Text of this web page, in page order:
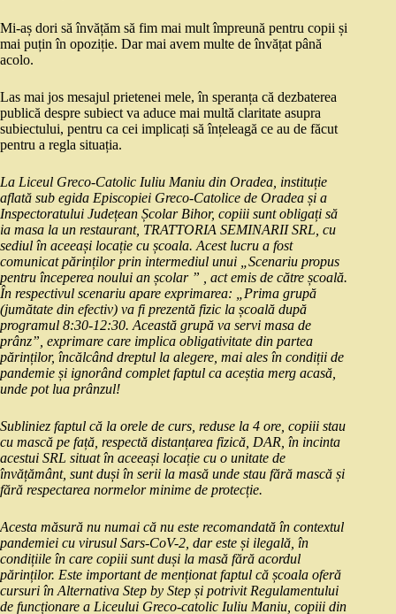
Mi-aș dori să învățăm să fim mai mult împreună pentru copii și
mai puțin în opoziție. Dar mai avem multe de învățat până
acolo.
Las mai jos mesajul prietenei mele, în speranța că dezbaterea
publică despre subiect va aduce mai multă claritate asupra
subiectului, pentru ca cei implicați să înțeleagă ce au de făcut
pentru a regla situația.
La Liceul Greco-Catolic Iuliu Maniu din Oradea, instituție
aflată sub egida Episcopiei Greco-Catolice de Oradea și a
Inspectoratului Județean Școlar Bihor, copiii sunt obligați să
ia masa la un restaurant, TRATTORIA SEMINARII SRL, cu
sediul în aceeași locație cu școala. Acest lucru a fost
comunicat părinților prin intermediul unui „Scenariu propus
pentru începerea noului an școlar ” , act emis de către școală.
În respectivul scenariu apare exprimarea: „Prima grupă
(jumătate din efectiv) va fi prezentă fizic la școală după
programul 8:30-12:30. Această grupă va servi masa de
prânz”, exprimare care implica obligativitate din partea
părinților, încălcând dreptul la alegere, mai ales în condiții de
pandemie și ignorând complet faptul ca aceștia merg acasă,
unde pot lua prânzul!
Subliniez faptul că la orele de curs, reduse la 4 ore, copiii stau
cu mască pe față, respectă distanțarea fizică, DAR, în incinta
acestui SRL situat în aceeași locație cu o unitate de
învățământ, sunt duși în serii la masă unde stau fără mască și
fără respectarea normelor minime de protecție.
Acesta măsură nu numai că nu este recomandată în contextul
pandemiei cu virusul Sars-CoV-2, dar este și ilegală, în
condițiile în care copiii sunt duși la masă fără acordul
părinților. Este important de menționat faptul că școala oferă
cursuri în Alternativa Step by Step și potrivit Regulamentului
de funcționare a Liceului Greco-catolic Iuliu Maniu, copiii din